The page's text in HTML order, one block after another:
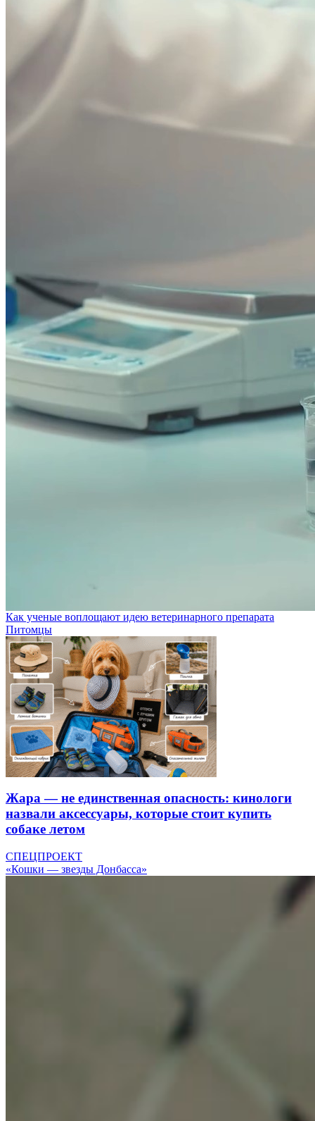
Как ученые воплощают идею ветеринарного препарата
Питомцы
Жара — не единственная опасность: кинологи
назвали аксессуары, которые стоит купить
собаке летом
СПЕЦПРОЕКТ
«Кошки — звезды Донбасса»